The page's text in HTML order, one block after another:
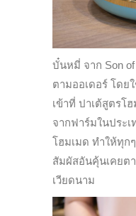
บั๋นหมี่ จาก Son
ตามออเดอร์ โด
เข้าที่ ปาเต้สูตรโ
จากฟาร์มในประ
โฮมเมด ทำให้ทุก
สัมผัสอันคุ้นเคยต
เวียดนาม